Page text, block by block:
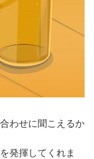
わせに聞こえるか
発揮してくれま